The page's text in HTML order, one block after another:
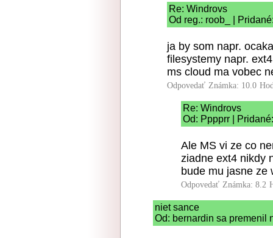
Re: Windrovs
Od reg.: roob_ |
ja by som napr.
filesystemy napr.
ms cloud ma vobec
Odpovedať Známka: 10.0
Re: Windrovs
Od: Pppprr |
Ale MS vi ze co
ziadne ext4 nikdy
bude mu jasne ze
Odpovedať Známka: 8.2
niet sance
Od: bernardin sa premenil